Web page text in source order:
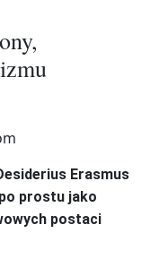
Erasmus
prostu jako
postaci